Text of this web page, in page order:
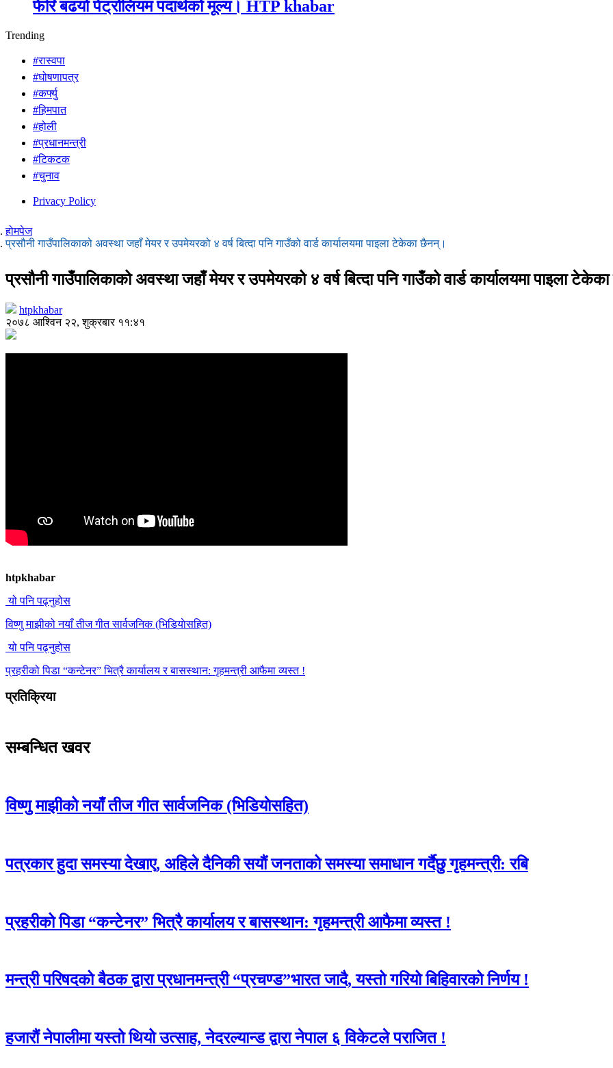
फेरि बढयो पेट्रोलियम पदार्थको मूल्य। HTP khabar
Trending
#रास्वपा
#घोषणापत्र
#कर्फ्यु
#हिमपात
#होली
#प्रधानमन्त्री
#टिकटक
#चुनाव
Privacy Policy
होमपेज
प्रसौनी गाउँपालिकाको अवस्था जहाँ मेयर र उपमेयरको ४ वर्ष बित्दा पनि गाउँको वार्ड कार्यालयमा पाइला टेकेका छैनन्।
प्रसौनी गाउँपालिकाको अवस्था जहाँ मेयर र उपमेयरको ४ वर्ष बित्दा पनि गाउँको वार्ड कार्यालयमा पाइला
htpkhabar
२०७८ आश्विन २२, शुक्रबार ११:४१
htpkhabar
यो पनि पढ्नुहोस
विष्णु माझीको नयाँ तीज गीत सार्वजनिक (भिडियाेसहित)
यो पनि पढ्नुहोस
प्रहरीको पिडा “कन्टेनर” भित्रै कार्यालय र बासस्थान: गृहमन्त्री आफैमा व्यस्त !
प्रतिक्रिया
सम्बन्धित खवर
विष्णु माझीको नयाँ तीज गीत सार्वजनिक (भिडियाेसहित)
पत्रकार हुदा समस्या देखाए, अहिले दैनिकी सयौं जनताको समस्या समाधान गर्दैछु गृहमन्त्री: रबि
प्रहरीको पिडा “कन्टेनर” भित्रै कार्यालय र बासस्थान: गृहमन्त्री आफैमा व्यस्त !
मन्त्री परिषदको बैठक द्वारा प्रधानमन्त्री “प्रचण्ड”भारत जादै, यस्तो गरियो बिहिवारको निर्णय !
हजारौं नेपालीमा यस्तो थियो उत्साह, नेदरल्यान्ड द्वारा नेपाल ६ विकेटले पराजित !